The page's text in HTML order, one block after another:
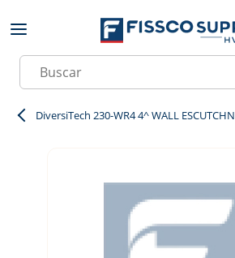
Skip to main content
Site Search
DiversiTech 230-WR4 4^ WALL ESCUTCHN